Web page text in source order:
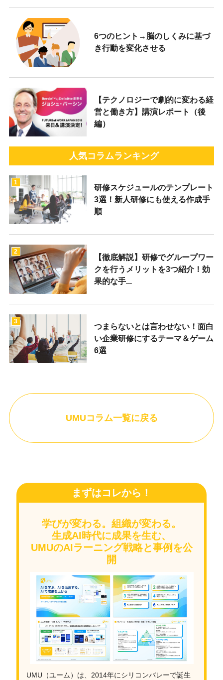
6つのヒント→脳のしくみに基づ
き行動を変化させる
【テクノロジーで劇的に変わる経
営と働き方】講演レポート（後
編）
人気コラムランキング
1
研修スケジュールのテンプレート
3選！新人研修にも使える作成手
順
2
【徹底解説】研修でグループワー
クを行うメリットを3つ紹介！効
果的な手...
3
つまらないとは言わせない！面白
い企業研修にするテーマ＆ゲーム
6選
UMUコラム一覧に戻る
まずはコレから！
学びが変わる。組織が変わる。
生成AI時代に成果を生む、
UMUのAIラーニング戦略と事例を公
開
UMU（ユーム）は、2014年にシリコンバレーで誕生